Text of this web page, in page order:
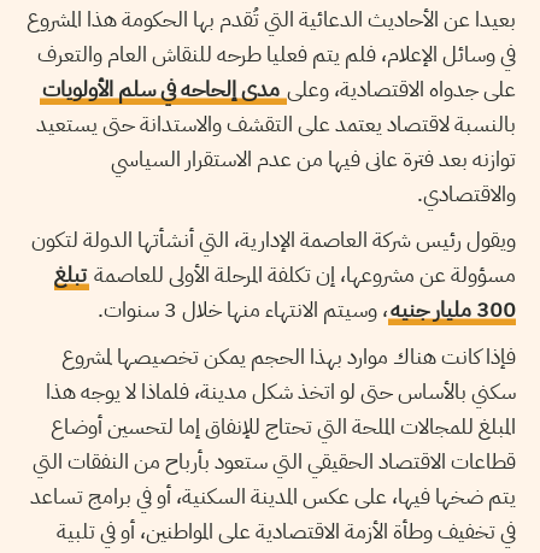
بعيدا عن الأحاديث الدعائية التي تُقدم بها الحكومة هذا المشروع
في وسائل الإعلام، فلم يتم فعليا طرحه للنقاش العام والتعرف
على جدواه الاقتصادية، وعلى مدى إلحاحه في سلم الأولويات
بالنسبة لاقتصاد يعتمد على التقشف والاستدانة حتى يستعيد
توازنه بعد فترة عانى فيها من عدم الاستقرار السياسي
والاقتصادي.
ويقول رئيس شركة العاصمة الإدارية، التي أنشأتها الدولة لتكون
مسؤولة عن مشروعها، إن تكلفة المرحلة الأولى للعاصمة تبلغ
300 مليار جنيه
، وسيتم الانتهاء منها خلال 3 سنوات.
فإذا كانت هناك موارد بهذا الحجم يمكن تخصيصها لمشروع
سكني بالأساس حتى لو اتخذ شكل مدينة، فلماذا لا يوجه هذا
المبلغ للمجالات الملحة التي تحتاج للإنفاق إما لتحسين أوضاع
قطاعات الاقتصاد الحقيقي التي ستعود بأرباح من النفقات التي
يتم ضخها فيها، على عكس المدينة السكنية، أو في برامج تساعد
في تخفيف وطأة الأزمة الاقتصادية على المواطنين، أو في تلبية